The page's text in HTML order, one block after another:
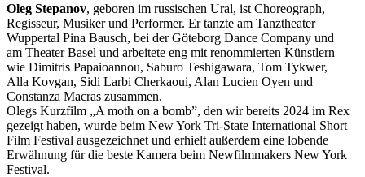
Oleg Stepanov, geboren im russischen Ural, ist Choreograph,
Regisseur, Musiker und Performer. Er tanzte am Tanztheater
Wuppertal Pina Bausch, bei der Göteborg Dance Company und
am Theater Basel und arbeitete eng mit renommierten Künstlern
wie Dimitris Papaioannou, Saburo Teshigawara, Tom Tykwer,
Alla Kovgan, Sidi Larbi Cherkaoui, Alan Lucien Oyen und
Constanza Macras zusammen.
Olegs Kurzfilm „A moth on a bomb”, den wir bereits 2024 im Rex
gezeigt haben, wurde beim New York Tri-State International Short
Film Festival ausgezeichnet und erhielt außerdem eine lobende
Erwähnung für die beste Kamera beim Newfilmmakers New York
Festival.